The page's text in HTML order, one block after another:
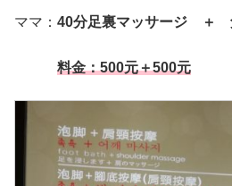
ママ： 40分足裏マッサージ ＋
料金：500元＋500元